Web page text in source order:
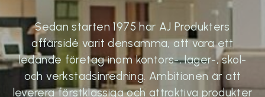
Sedan starten 1975 har AJ Produkters
affärsidé varit densamma, att vara ett
ledande företag inom kontors-, lager-, skol-
och verkstadsinredning. Ambitionen är att
leverera förstklassiga och attraktiva produkter